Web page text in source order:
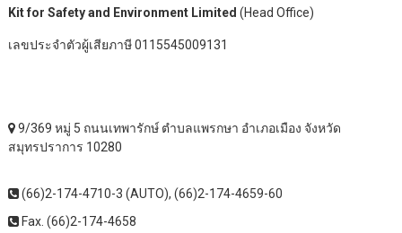
Kit for Safety and Environment Limited (Head Office)
เลขประจำตัวผู้เสียภาษี 0115545009131
9/369 หมู่ 5 ถนนเทพารักษ์ ตำบลแพรกษา อำเภอเมือง จังหวัด
สมุทรปราการ 10280
(66)2-174-4710-3 (AUTO), (66)2-174-4659-60
Fax. (66)2-174-4658